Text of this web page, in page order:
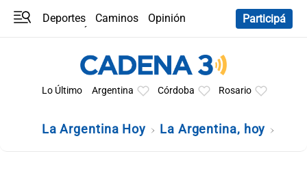
Deportes Caminos
Opinión
Participá
Lo Último Argentina Córdoba Rosario
La Argentina Hoy La Argentina, hoy